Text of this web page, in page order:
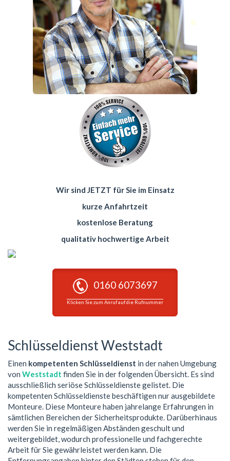
Wir sind JETZT für Sie im Einsatz
kurze Anfahrtzeit
kostenlose Beratung
qualitativ hochwertige Arbeit
0160 6073697
Klicken Sie zum Anruf auf die Rufnummer
Schlüsseldienst Weststadt
Einen kompetenten Schlüsseldienst in der nahen Umgebung
von Weststadt finden Sie in der folgenden Übersicht. Es sind
ausschließlich seriöse Schlüsseldienste gelistet. Die
kompetenten Schlüsseldienste beschäftigen nur ausgebildete
Monteure. Diese Monteure haben jahrelange Erfahrungen in
sämtlichen Bereichen der Sicherheitsprodukte. Darüberhinaus
werden Sie in regelmäßigen Abständen geschult und
weitergebildet, wodurch professionelle und fachgerechte
Arbeit für Sie gewährleistet werden kann. Die